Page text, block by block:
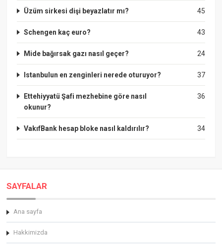
45
Üzüm sirkesi dişi beyazlatır mı?
43
Schengen kaç euro?
24
Mide bağırsak gazı nasıl geçer?
37
Istanbulun en zenginleri nerede oturuyor?
36
Ettehiyyatü Şafi mezhebine göre nasıl
okunur?
34
VakıfBank hesap bloke nasıl kaldırılır?
SAYFALAR
Ana sayfa
Hakkimizda